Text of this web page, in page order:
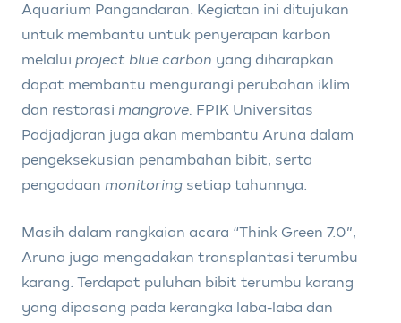
Aquarium Pangandaran. Kegiatan ini ditujukan
untuk membantu untuk penyerapan karbon
melalui project blue carbon yang diharapkan
dapat membantu mengurangi perubahan iklim
dan restorasi mangrove. FPIK Universitas
Padjadjaran juga akan membantu Aruna dalam
pengeksekusian penambahan bibit, serta
pengadaan monitoring setiap tahunnya.
Masih dalam rangkaian acara “Think Green 7.0”,
Aruna juga mengadakan transplantasi terumbu
karang. Terdapat puluhan bibit terumbu karang
yang dipasang pada kerangka laba-laba dan